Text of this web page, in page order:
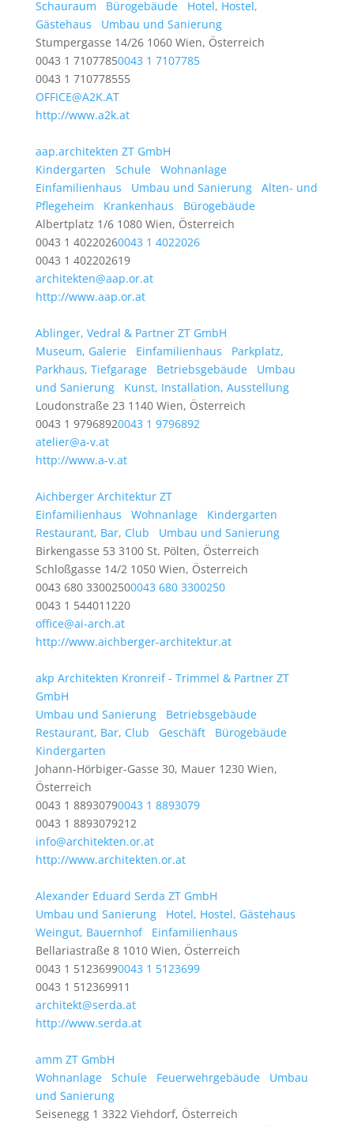
Schauraum
Bürogebäude
Hotel, Hostel,
Gästehaus
Umbau und Sanierung
Stumpergasse 14/26 1060 Wien, Österreich
0043 1 71077850043 1 7107785
0043 1 710778555
OFFICE@A2K.AT
http://www.a2k.at
aap.architekten ZT GmbH
Kindergarten
Schule
Wohnanlage
Einfamilienhaus
Umbau und Sanierung
Alten- und
Pflegeheim
Krankenhaus
Bürogebäude
Albertplatz 1/6 1080 Wien, Österreich
0043 1 40220260043 1 4022026
0043 1 402202619
architekten@aap.or.at
http://www.aap.or.at
Ablinger, Vedral & Partner ZT GmbH
Museum, Galerie
Einfamilienhaus
Parkplatz,
Parkhaus, Tiefgarage
Betriebsgebäude
Umbau
und Sanierung
Kunst, Installation, Ausstellung
Loudonstraße 23 1140 Wien, Österreich
0043 1 97968920043 1 9796892
atelier@a-v.at
http://www.a-v.at
Aichberger Architektur ZT
Einfamilienhaus
Wohnanlage
Kindergarten
Restaurant, Bar, Club
Umbau und Sanierung
Birkengasse 53 3100 St. Pölten, Österreich
Schloßgasse 14/2 1050 Wien, Österreich
0043 680 33002500043 680 3300250
0043 1 544011220
office@ai-arch.at
http://www.aichberger-architektur.at
akp Architekten Kronreif - Trimmel & Partner ZT
GmbH
Umbau und Sanierung
Betriebsgebäude
Restaurant, Bar, Club
Geschäft
Bürogebäude
Kindergarten
Johann-Hörbiger-Gasse 30, Mauer 1230 Wien,
Österreich
0043 1 88930790043 1 8893079
0043 1 8893079212
info@architekten.or.at
http://www.architekten.or.at
Alexander Eduard Serda ZT GmbH
Umbau und Sanierung
Hotel, Hostel, Gästehaus
Weingut, Bauernhof
Einfamilienhaus
Bellariastraße 8 1010 Wien, Österreich
0043 1 51236990043 1 5123699
0043 1 512369911
architekt@serda.at
http://www.serda.at
amm ZT GmbH
Wohnanlage
Schule Feuerwehrgebäude
Umbau
und Sanierung
Seisenegg 1 3322 Viehdorf, Österreich